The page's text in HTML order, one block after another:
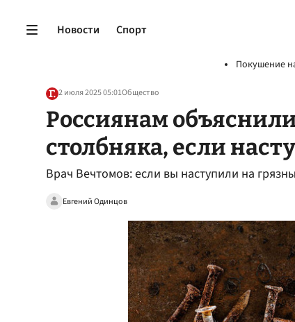
Новости Спорт
Покушение
2 июля 2025 05:01Общество
Россиянам
столбняка, если
Врач Вечтомов: если вы наступили на
Евгений Одинцов